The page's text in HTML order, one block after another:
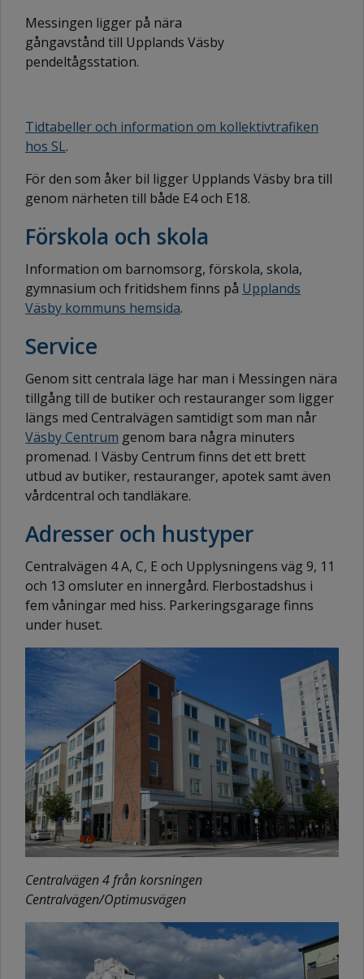
Messingen ligger på nära
gångavstånd till Upplands Väsby
pendeltågsstation.
Tidtabeller och information om kollektivtrafiken
hos SL.
För den som åker bil ligger Upplands Väsby bra till
genom närheten till både E4 och E18.
Förskola och skola
Information om barnomsorg, förskola, skola,
gymnasium och fritidshem finns på Upplands
Väsby kommuns hemsida.
Service
Genom sitt centrala läge har man i Messingen nära
tillgång till de butiker och restauranger som ligger
längs med Centralvägen samtidigt som man når
Väsby Centrum genom bara några minuters
promenad. I Väsby Centrum finns det ett brett
utbud av butiker, restauranger, apotek samt även
vårdcentral och tandläkare.
Adresser och hustyper
Centralvägen 4 A, C, E och Upplysningens väg 9, 11
och 13 omsluter en innergård. Flerbostadshus i
fem våningar med hiss. Parkeringsgarage finns
under huset.
Centralvägen 4 från korsningen
Centralvägen/Optimusvägen